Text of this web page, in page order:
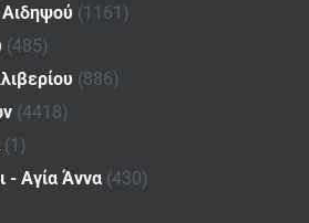
Αιδηψού (1161)
(485)
(886)
(4418)
(1)
- Αγία Άννα (430)